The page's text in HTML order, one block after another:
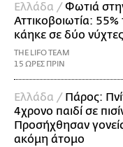
Ελλάδα /Φωτιά
Αττικοβοιωτία:
κάηκε σε δύο νύχτες
THE LIFO TEAM
15 ΩΡΕΣ ΠΡΙΝ
Ελλάδα / Πάρος:
4χρονο παιδί σε
Προσήχθησαν
ακόμη άτομο